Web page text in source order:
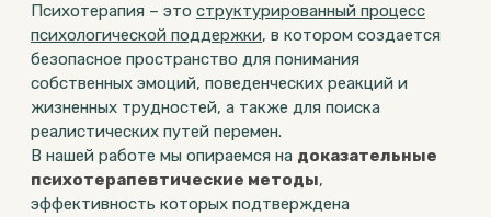
Психотерапия – это структурированный процесс
психологической поддержки, в котором создается
безопасное пространство для понимания
собственных эмоций, поведенческих реакций и
жизненных трудностей, а также для поиска
реалистических путей перемен.
В нашей работе мы опираемся на доказательные
психотерапевтические методы,
эффективность которых подтверждена